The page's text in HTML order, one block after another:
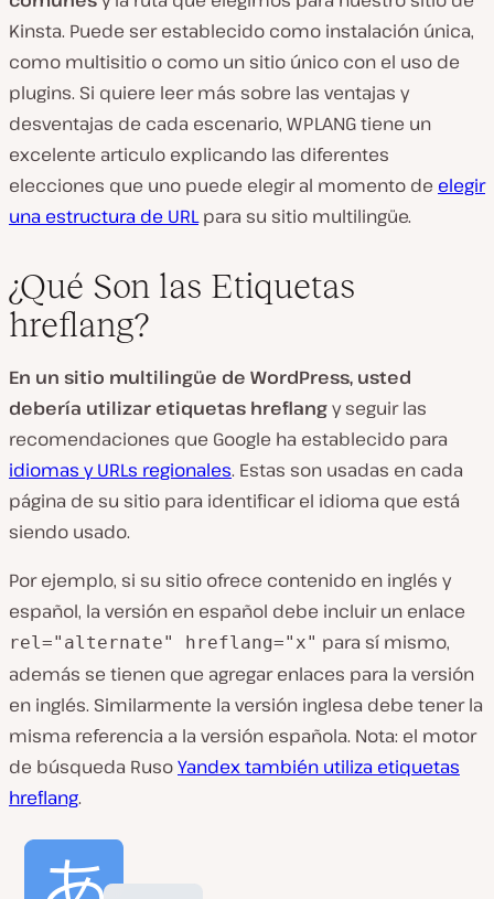
Kinsta. Puede ser establecido como instalación única,
como multisitio o como un sitio único con el uso de
plugins. Si quiere leer más sobre las ventajas y
desventajas de cada escenario, WPLANG tiene un
excelente articulo explicando las diferentes
elecciones que uno puede elegir al momento de elegir
una estructura de URLpara su sitio multilingüe.
¿Qué Son las Etiquetas
hreflang?
En un sitio multilingüe de WordPress, usted
debería utilizar etiquetas hreflangy seguir las
recomendaciones que Google ha establecido para
idiomas y URLs regionales. Estas son usadas en cada
página de su sitio para identificar el idioma que está
siendo usado.
Por ejemplo, si su sitio ofrece contenido en inglés y
español, la versión en español debe incluir un enlace
rel="alternate" hreflang="x" para sí mismo,
además se tienen que agregar enlaces para la versión
en inglés. Similarmente la versión inglesa debe tener la
misma referencia a la versión española. Nota: el motor
de búsqueda RusoYandex también utiliza etiquetas
hreflang.